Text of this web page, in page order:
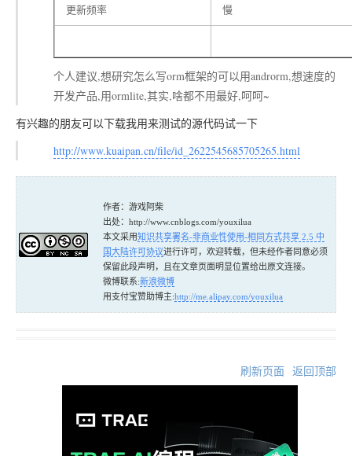
更新频率 慢
个人建议,想研究怎么写orm框架的可以用androrm,想速度的
开发产品,用ormlite,其实,啥都不用最好,呵呵~
有兴趣的朋友可以下载我用来测试的源代码试一下
http://www.kuaipan.cn/file/id_2622545685705265.html
作者：游戏阿柴
出处：http://www.cnblogs.com/youxilua
本文采用知识共享署名-非商业性使用-相同方式共享 2.5 中
国大陆许可协议进行许可，欢迎转载，但未经作者同意必须
保留此段声明，且在文章页面明显位置给出原文连接。
微博联系:新浪微博
用支付宝赞助博主:http://me.alipay.com/youxilua
刷新页面 返回顶部